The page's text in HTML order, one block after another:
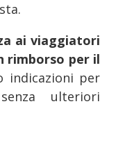
ai viaggiatori
rimborso per il
indicazioni per
ulteriori